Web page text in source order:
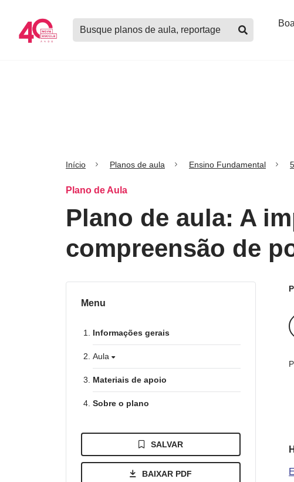
Buscar
planos
Início Planos de aula Ensino Fundamental
Plano de Aula
Plano de aula: A
compreensão de
Menu
Informações gerais
Aula
Materiais de apoio
Sobre o plano
SALVAR
BAIXAR PDF